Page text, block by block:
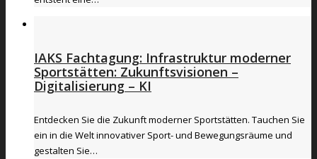
IAKS Fachtagung: Infrastruktur moderner
Sportstätten: Zukunftsvisionen –
Digitalisierung – KI
Entdecken Sie die Zukunft moderner Sportstätten. Tauchen Sie
ein in die Welt innovativer Sport- und Bewegungsräume und
gestalten Sie…